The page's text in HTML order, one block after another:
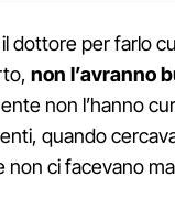
dottore per farlo
non l’avranno
non l’hanno
quando
ci facevano